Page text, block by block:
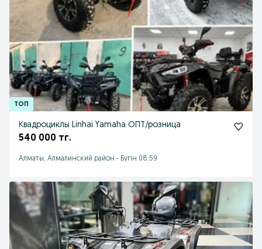
Квадроциклы Linhai Yamaha ОПТ/розница
540 000 тг.
Алматы, Алмалинский район - Бүгін 08:59